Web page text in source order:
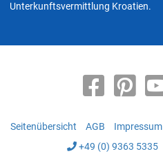
Unterkunftsvermittlung Kroatien.
Seitenübersicht AGB Impressum
+49 (0) 9363 5335